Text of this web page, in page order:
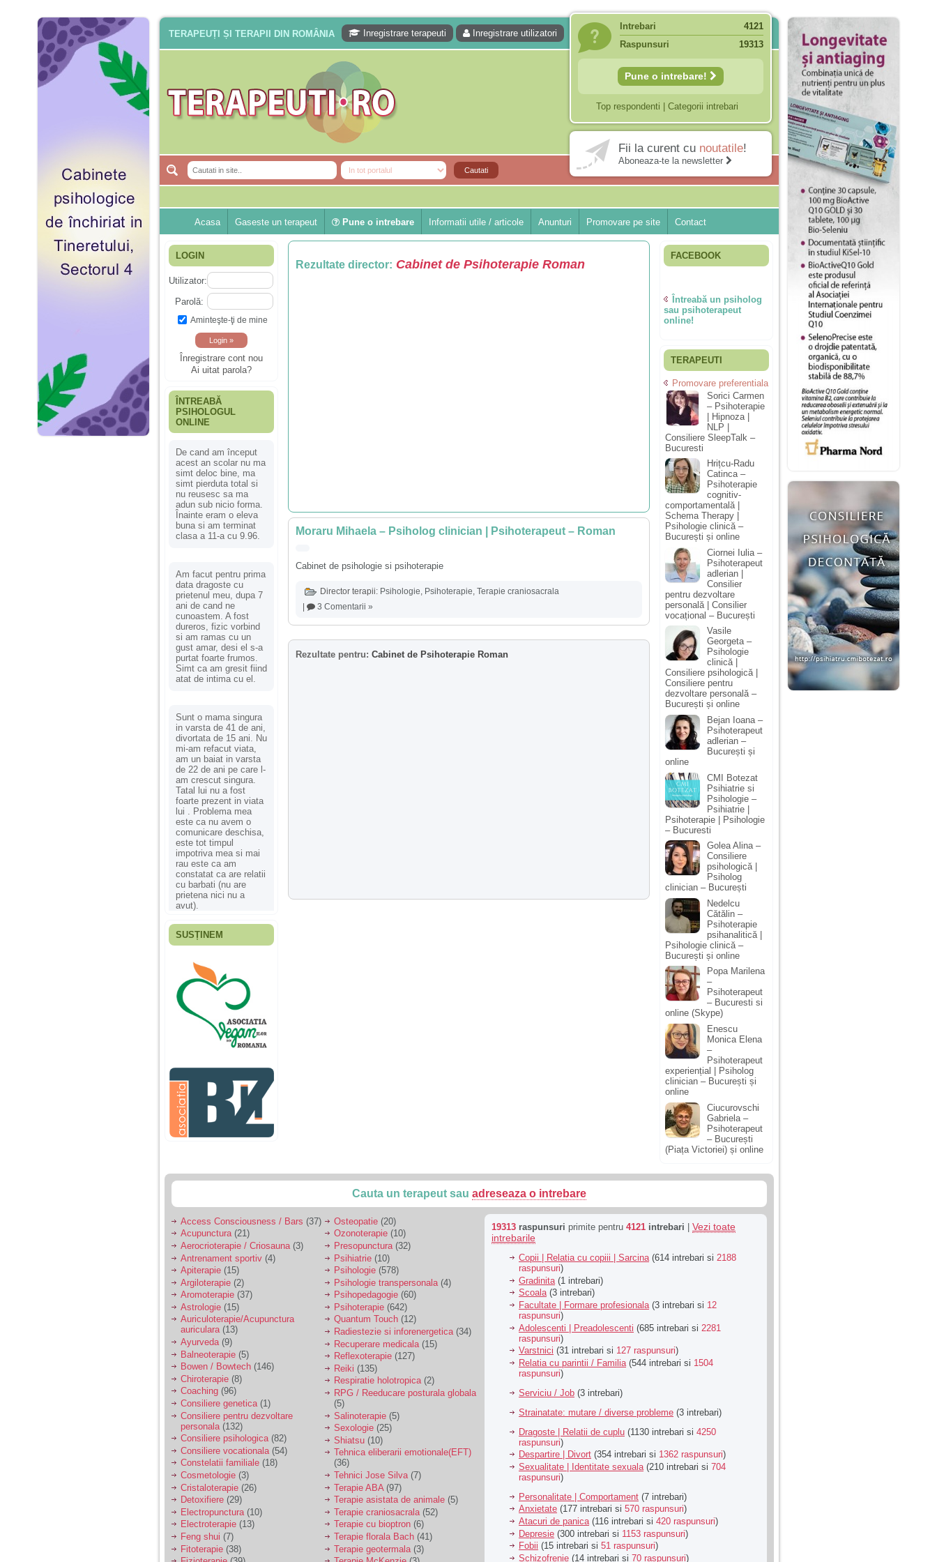
TERAPEUȚI ȘI TERAPII DIN ROMÂNIA Inregistrare terapeuti Inregistrare utilizatori
Intrebari
4121
Raspunsuri
19313
Pune o intrebare!
Top respondenti Categorii intrebari
Fii la curent cu noutatile!
Aboneaza-te la newsletter
Acasa Gaseste un terapeut Pune o intrebare Informatii utile / articole Anunturi Promovare pe site Contact
LOGIN
Utilizator:
Parolă:
Aminteşte-ţi de mine
Înregistrare cont nou
Ai uitat parola?
ÎNTREABĂ
PSIHOLOGUL
ONLINE
De cand am început
acest an scolar nu ma
simt deloc bine, ma
simt pierduta total si
nu reusesc sa ma
adun sub nicio forma.
Înainte eram o eleva
buna si am terminat
clasa a 11-a cu 9.96.
Am facut pentru prima
data dragoste cu
prietenul meu, dupa 7
ani de cand ne
cunoastem. A fost
dureros, fizic vorbind
si am ramas cu un
gust amar, desi el s-a
purtat foarte frumos.
Simt ca am gresit fiind
atat de intima cu el.
Sunt o mama singura
in varsta de 41 de ani,
divortata de 15 ani. Nu
mi-am refacut viata,
am un baiat in varsta
de 22 de ani pe care l-
am crescut singura.
Tatal lui nu a fost
foarte prezent in viata
lui . Problema mea
este ca nu avem o
comunicare deschisa,
este tot timpul
impotriva mea si mai
rau este ca am
constatat ca are relatii
cu barbati (nu are
prietena nici nu a
avut).
Fiica mea s-a nascut
ani, privind in urma
realizez cat de multe
greseli am facut in
educatia si cresterea
ei, am fost o mama
egoista, preocupata
de implinirea
profesionala, cand ea
era mica am neglijat-
agresiva, orice
greseala era taxata cu
o palma sau pedepse.
De 4 ani am o relatie
serioasa cu un barbat
sa se manifeste o
Ma aflu aici pentru ca
vreau sa stiu daca am
nevoie de un psiholog
sau psihiatru.
Sunt casatorita, am
31 de ani si un copil in
varsta de 2 ani care
mi-e lumina ochilor.
De ceva timp simt ca
mi s-a adunat
oboseala, o oboseala
cronica de care nu pot
scapa si simt ca din
cauza ei nu pot
controla nervii si
cateodata are copilul
de suferit.
Am o bariera peste
care nu pot trece:
prietena mea a ramas
insarcinata cu o fata.
Am fost de comun
acord sa facem un
copil, cu gandul ca e
baiat.
SUSȚINEM
Rezultate director: Cabinet de Psihoterapie Roman
Moraru Mihaela – Psiholog clinician | Psihoterapeut – Roman
Cabinet de psihologie si psihoterapie
Director terapii: Psihologie, Psihoterapie, Terapie craniosacrala
3 Comentarii »
Rezultate pentru: Cabinet de Psihoterapie Roman
FACEBOOK
Întreabă un psiholog
sau psihoterapeut
online!
TERAPEUTI
Promovare preferentiala
Sorici Carmen
– Psihoterapie
| Hipnoza |
NLP |
Consiliere SleepTalk –
Bucuresti
Hrițcu-Radu
Catinca –
Psihoterapie
cognitiv-
comportamentală |
Schema Therapy |
Psihologie clinică –
București și online
Ciornei Iulia –
Psihoterapeut
adlerian |
Consilier
pentru dezvoltare
personală | Consilier
vocațional – București
Vasile
Georgeta –
Psihologie
clinică |
Consiliere psihologică |
Consiliere pentru
dezvoltare personală –
București și online
Bejan Ioana –
Psihoterapeut
adlerian –
București și
online
CMI Botezat
Psihiatrie si
Psihologie –
Psihiatrie |
Psihoterapie | Psihologie
– Bucuresti
Golea Alina –
Consiliere
psihologică |
Psiholog
clinician – București
Nedelcu
Cătălin –
Psihoterapie
psihanalitică |
Psihologie clinică –
București și online
Popa Marilena
–
Psihoterapeut
– Bucuresti si
online (Skype)
Enescu
Monica Elena
–
Psihoterapeut
experiențial | Psiholog
clinician – București și
online
Ciucurovschi
Gabriela –
Psihoterapeut
– București
(Piața Victoriei) și online
Cauta un terapeut sau adreseaza o intrebare
Access Consciousness / Bars (37)
Acupunctura(21)
Aerocrioterapie / Criosauna (3)
Antrenament sportiv (4)
Apiterapie (15)
Argiloterapie (2)
Aromoterapie (37)
Astrologie (15)
Auriculoterapie/Acupunctura
auriculara(13)
Ayurveda(9)
Balneoterapie (5)
Bowen / Bowtech (146)
Chiroterapie (8)
Coaching (96)
Consiliere genetica(1)
Consiliere pentru dezvoltare
personala (132)
Consiliere psihologica(82)
Consiliere vocationala (54)
Constelatii familiale (18)
Cosmetologie (3)
Cristaloterapie (26)
Detoxifiere (29)
Electropunctura (10)
Electroterapie (13)
Feng shui (7)
Fitoterapie (38)
Osteopatie (20)
Ozonoterapie (10)
Presopunctura (32)
Psihiatrie (10)
Psihologie (578)
Psihologie transpersonala (4)
Psihopedagogie (60)
Psihoterapie (642)
Quantum Touch (12)
Radiestezie si inforenergetica(34)
Recuperare medicala (15)
Reflexoterapie (127)
Reiki (135)
Respiratie holotropica(2)
RPG / Reeducare posturala globala
(5)
Salinoterapie (5)
Sexologie (25)
Shiatsu (10)
Tehnica eliberarii emotionale(EFT)
(36)
Tehnici Jose Silva(7)
Terapie ABA (97)
Terapie asistata de animale (5)
Terapie craniosacrala (52)
Terapie cu bioptron (6)
Terapie florala Bach (41)
Terapie geotermala (3)
19313 raspunsuri primite pentru 4121 intrebari
Vezi toate
intrebarile
Copii | Relatia cu copiii | Sarcina(614 intrebari si 2188
raspunsuri)
Gradinita (1 intrebari)
Scoala(3 intrebari)
Facultate | Formare profesionala (3 intrebari si 12
raspunsuri)
Adolescenti | Preadolescenti (685 intrebari si 2281
raspunsuri)
Varstnici (31 intrebari si 127 raspunsuri)
Relatia cu parintii / Familia (544 intrebari si 1504
raspunsuri)
Serviciu / Job (3 intrebari)
Strainatate: mutare / diverse probleme (3 intrebari)
Dragoste | Relatii de cuplu (1130 intrebari si 4250
raspunsuri)
Despartire | Divort (354 intrebari si 1362 raspunsuri)
Sexualitate | Identitate sexuala (210 intrebari si 704
raspunsuri)
Personalitate | Comportament (7 intrebari)
Anxietate (177 intrebari si 570 raspunsuri)
Atacuri de panica(116 intrebari si 420 raspunsuri)
Depresie (300 intrebari si 1153 raspunsuri)
Fobii (15 intrebari si 51 raspunsuri)
Schizofrenie (14 intrebari si 70 raspunsuri)